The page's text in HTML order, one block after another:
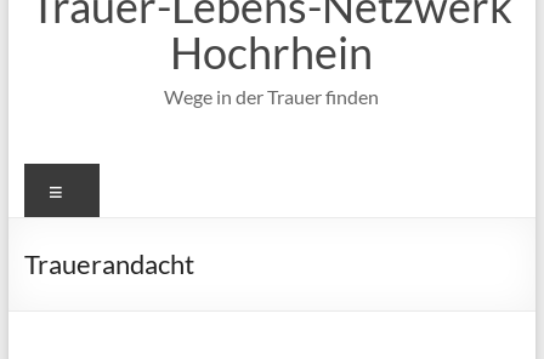
Hochrhein
Wege in der Trauer finden
Trauerandacht